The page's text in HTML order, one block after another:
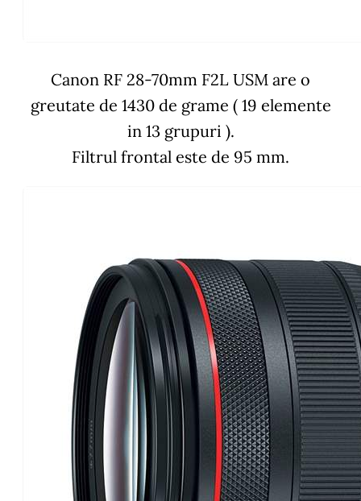
Canon RF 28-70mm F2L USM are o
greutate de 1430 de grame ( 19 elemente
in 13 grupuri ).
Filtrul frontal este de 95 mm.